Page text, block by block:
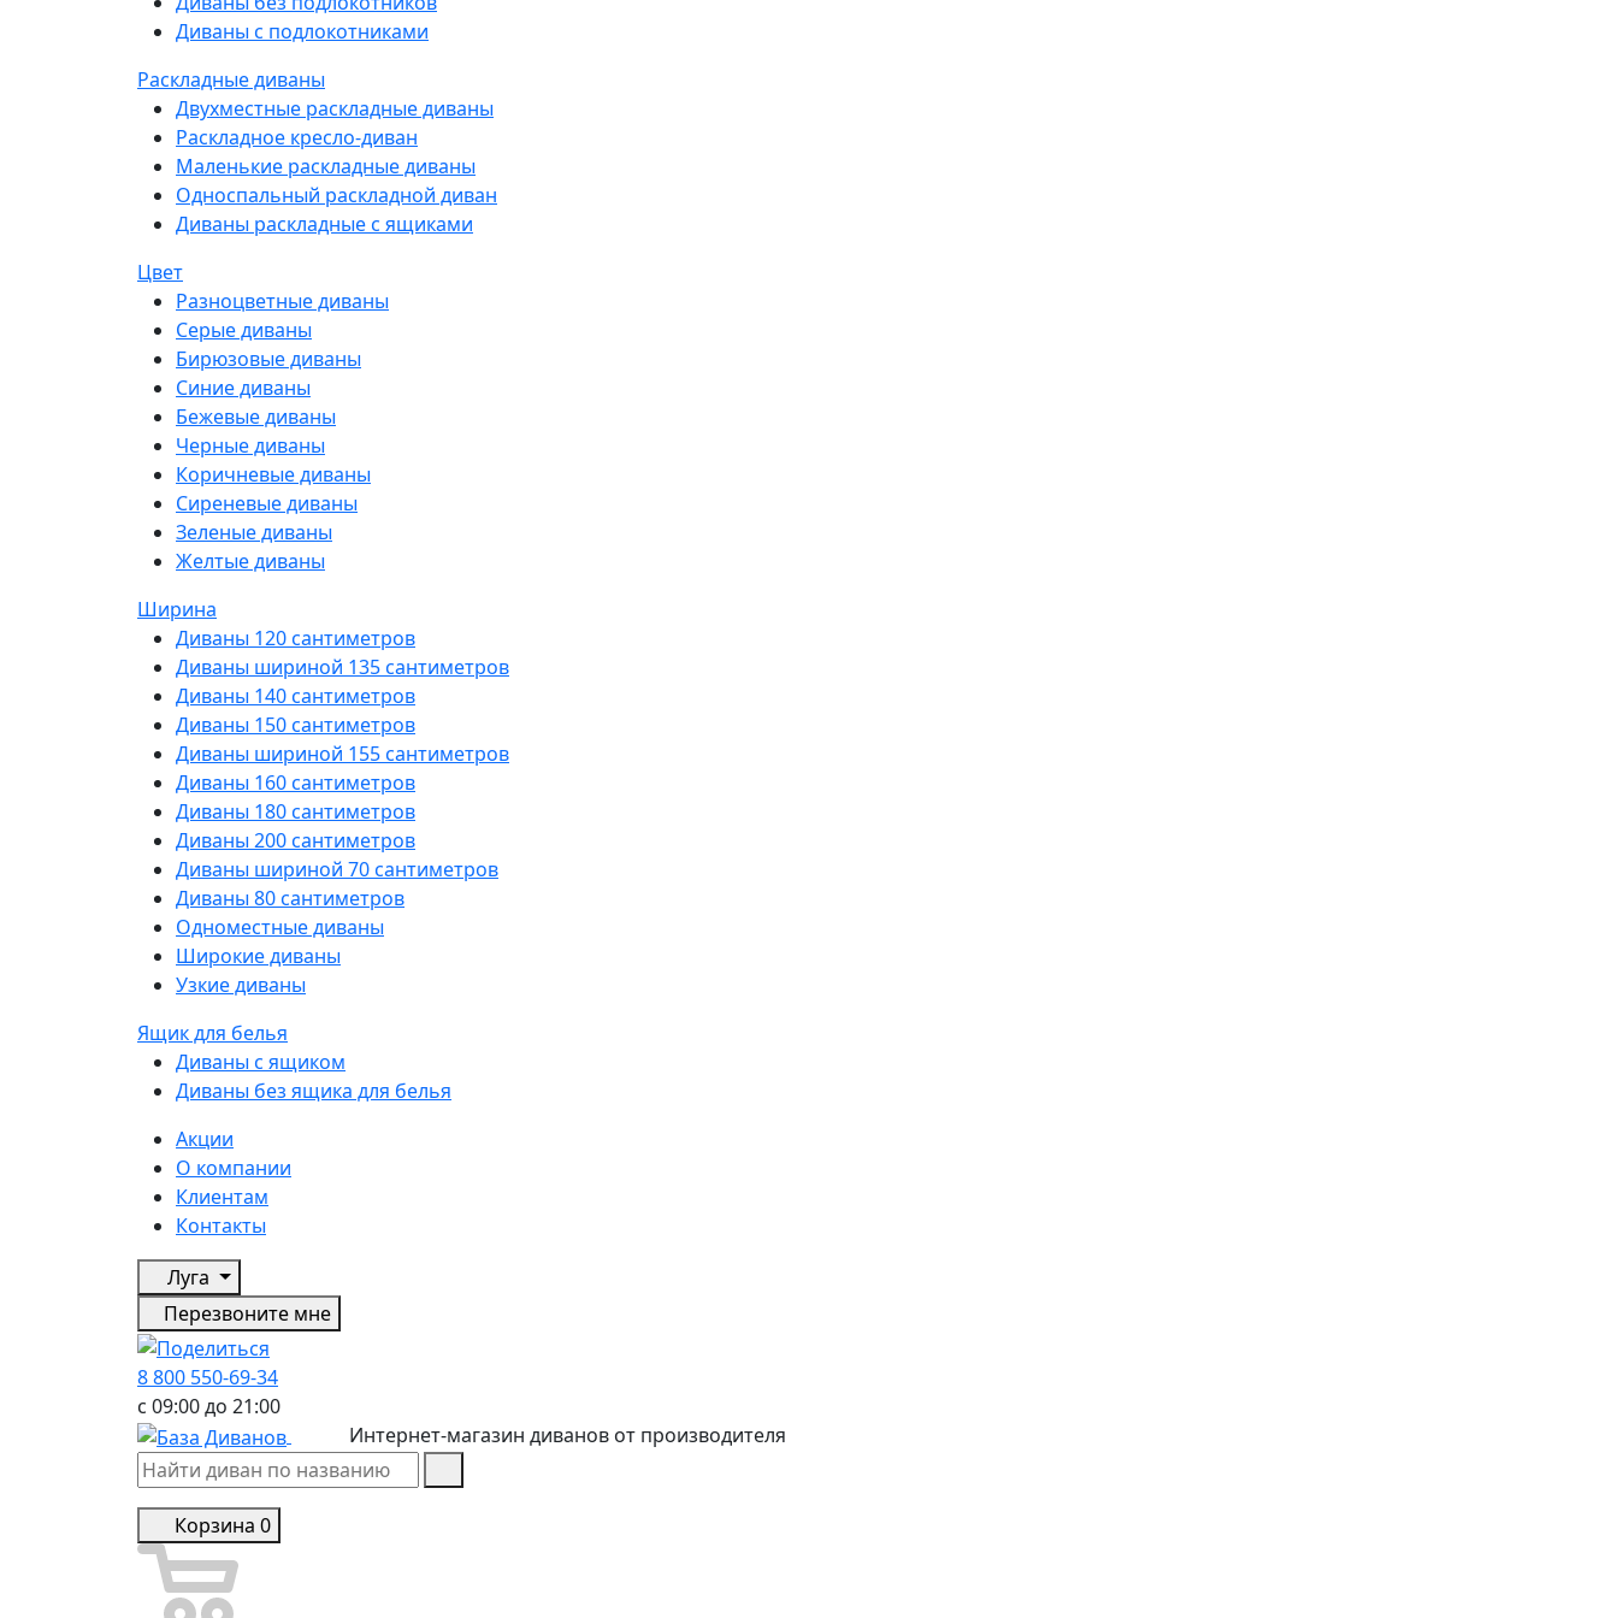
Диваны с подлокотниками
Раскладные диваны
Двухместные раскладные диваны
Раскладное кресло-диван
Маленькие раскладные диваны
Односпальный раскладной диван
Диваны раскладные с ящиками
Цвет
Разноцветные диваны
Серые диваны
Бирюзовые диваны
Синие диваны
Бежевые диваны
Черные диваны
Коричневые диваны
Сиреневые диваны
Зеленые диваны
Желтые диваны
Ширина
Диваны 120 сантиметров
Диваны шириной 135 сантиметров
Диваны 140 сантиметров
Диваны 150 сантиметров
Диваны шириной 155 сантиметров
Диваны 160 сантиметров
Диваны 180 сантиметров
Диваны 200 сантиметров
Диваны шириной 70 сантиметров
Диваны 80 сантиметров
Одноместные диваны
Широкие диваны
Узкие диваны
Ящик для белья
Диваны с ящиком
Диваны без ящика для белья
Акции
О компании
Клиентам
Контакты
Луга
Перезвоните мне
8 800 550-69-34
с 09:00 до 21:00
Интернет-магазин диванов от производителя
Корзина 0